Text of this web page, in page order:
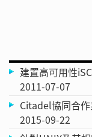
建置高可用性
2011-07-07
Citadel協同合
2015-09-22